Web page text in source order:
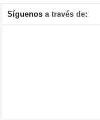
Síguenos a través de: